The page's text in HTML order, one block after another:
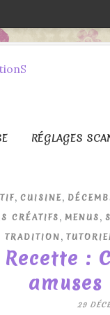
RÉGLAGES
, CUISINE,
CRÉATIFS, MENUS,
TRADITION,
:
amuses
29